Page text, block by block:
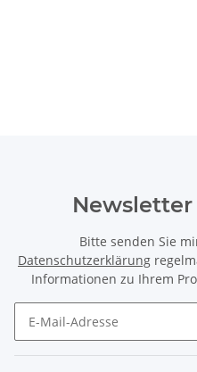
Bitte senden Sie
Datenschutzerklärung
Informationen zu Ihrem